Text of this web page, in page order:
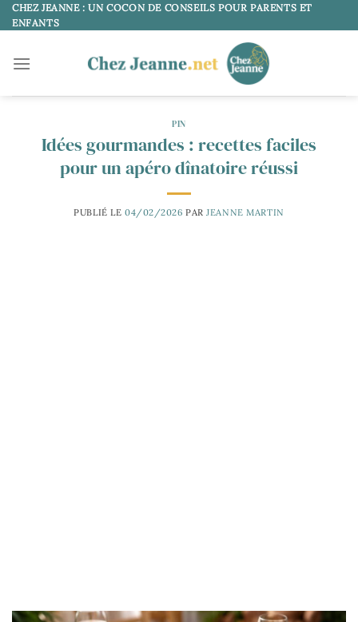
Passer
au
CHEZ JEANNE : UN COCON DE CONSEILS POUR PARENTS ET
ENFANTS
PIN
Idées gourmandes : recettes faciles
pour un apéro dînatoire réussi
PUBLIÉ LE 04/02/2026 PAR JEANNE MARTIN